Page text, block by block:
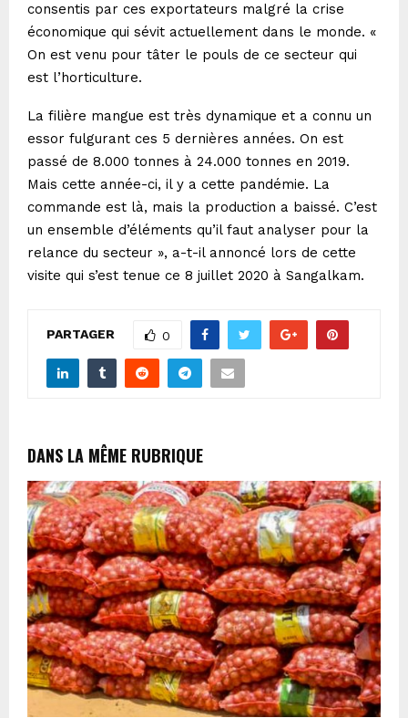
consentis par ces exportateurs malgré la crise
économique qui sévit actuellement dans le monde. «
On est venu pour tâter le pouls de ce secteur qui
est l’horticulture.
La filière mangue est très dynamique et a connu un
essor fulgurant ces 5 dernières années. On est
passé de 8.000 tonnes à 24.000 tonnes en 2019.
Mais cette année-ci, il y a cette pandémie. La
commande est là, mais la production a baissé. C’est
un ensemble d’éléments qu’il faut analyser pour la
relance du secteur », a-t-il annoncé lors de cette
visite qui s’est tenue ce 8 juillet 2020 à Sangalkam.
PARTAGER 0
DANS LA MÊME RUBRIQUE